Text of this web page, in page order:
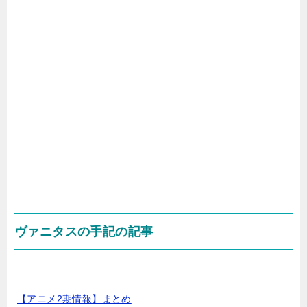
ヴァニタスの手記の記事
【アニメ2期情報】まとめ